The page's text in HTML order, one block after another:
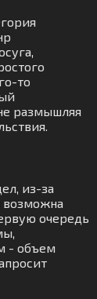
то
размышляя
из-за
возможна
очередь
- объем